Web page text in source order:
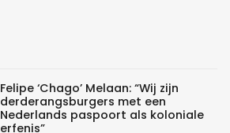
Felipe ‘Chago’ Melaan: “Wij zijn
derderangsburgers met een
Nederlands paspoort als koloniale
erfenis”